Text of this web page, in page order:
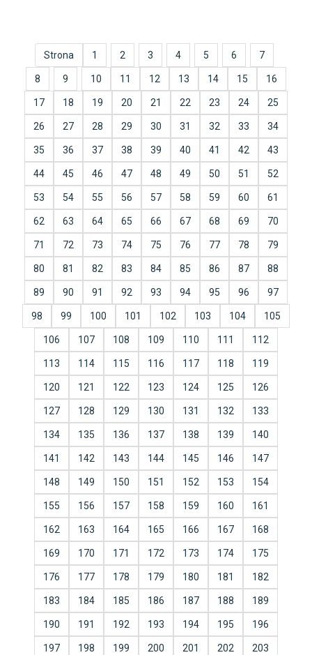
Strona 1 2 3 4 5 6 7
8 9 10 11 12 13 14 15 16
17 18 19 20 21 22 23 24 25
26 27 28 29 30 31 32 33 34
35 36 37 38 39 40 41 42 43
44 45 46 47 48 49 50 51 52
53 54 55 56 57 58 59 60 61
62 63 64 65 66 67 68 69 70
71 72 73 74 75 76 77 78 79
80 81 82 83 84 85 86 87 88
89 90 91 92 93 94 95 96 97
98 99 100 101 102 103 104 105
106 107 108 109 110 111 112
113 114 115 116 117 118 119
120 121 122 123 124 125 126
127 128 129 130 131 132 133
134 135 136 137 138 139 140
141 142 143 144 145 146 147
148 149 150 151 152 153 154
155 156 157 158 159 160 161
162 163 164 165 166 167 168
169 170 171 172 173 174 175
176 177 178 179 180 181 182
183 184 185 186 187 188 189
190 191 192 193 194 195 196
197 198 199 200 201 202 203